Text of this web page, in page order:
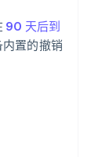
90 天后到
置的撤销